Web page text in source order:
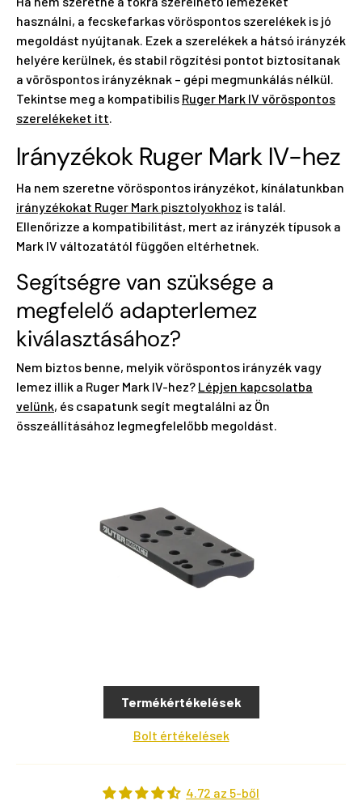
használni, a fecskefarkas vöröspontos szerelékek is jó
megoldást nyújtanak. Ezek a szerelékek a hátsó irányzék
helyére kerülnek, és stabil rögzítési pontot biztosítanak
a vöröspontos irányzéknak – gépi megmunkálás nélkül.
Tekintse meg a kompatibilis Ruger Mark IV vöröspontos
szerelékeket itt
Irányzékok Ruger Mark IV-hez
Ha nem szeretne vöröspontos irányzékot, kínálatunkban
irányzékokat Ruger Mark pisztolyokhoz is talál.
Ellenőrizze a kompatibilitást, mert az irányzék típusok a
Mark IV változatától függően eltérhetnek.
Segítségre van szüksége a
megfelelő adapterlemez
kiválasztásához?
Nem biztos benne, melyik vöröspontos irányzék vagy
lemez illik a Ruger Mark IV-hez? Lépjen kapcsolatba
velünk, és csapatunk segít megtalálni az Ön
összeállításához legmegfelelőbb megoldást.
Termékértékelések
Bolt értékelések
4.72 az 5-ből